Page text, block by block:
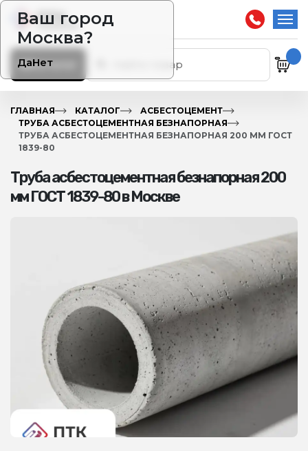
Ваш город
Москва?
ДаНет
Каталог
ГЛАВНАЯ КАТАЛОГ
АСБЕСТОЦЕМЕНТ
ТРУБА АСБЕСТОЦЕМЕНТНАЯ БЕЗНАПОРНАЯ
ТРУБА АСБЕСТОЦЕМЕНТНАЯ БЕЗНАПОРНАЯ 200 ММ ГОСТ
1839-80
Труба асбестоцементная безнапорная 200
мм ГОСТ 1839-80 в Москве